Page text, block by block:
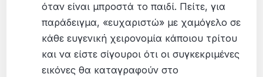
όταν είναι μπροστά το παιδί. Πείτε, για
παράδειγμα, «ευχαριστώ» με χαμόγελο σε
κάθε ευγενική χειρονομία κάποιου τρίτου
και να είστε σίγουροι ότι οι συγκεκριμένες
εικόνες θα καταγραφούν στο